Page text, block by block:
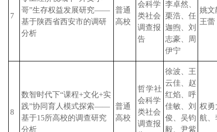
7
哥”生存权益发展研究——
基于陕西省西安市的调研
分析
普通
高校
会科学
类社会
调查报
告
李卓然、
栗浩、任
迦煦、刘
志豪、周
伊宁
姚文
王蕾
8
数智时代下“课程+文化+实
践”协同育人模式探索——
基于15所高校的调查研究
分析
普通
高校
哲学社
会科学
类社会
调查报
徐波、王
云佳、赵
红焰、呼
佳敏、刘
俊、吴钧
毅、尹紫
权勇
航、